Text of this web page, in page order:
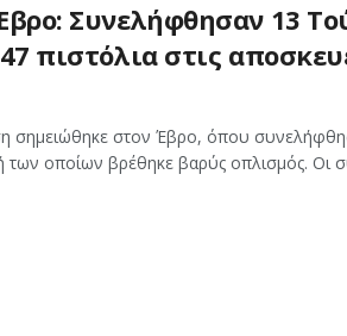
Συνελήφθησαν 13
πιστόλια στις
σημειώθηκε στον Έβρο, όπου
των οποίων βρέθηκε βαρύς οπλισμός. Οι